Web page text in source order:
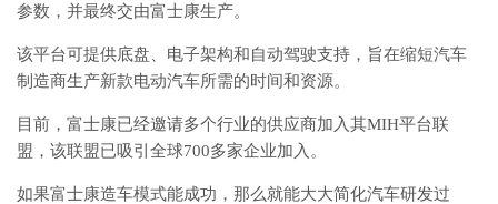
参数，并最终交由富士康生产。
该平台可提供底盘、电子架构和自动驾驶支持，旨在缩短汽车
制造商生产新款电动汽车所需的时间和资源。
目前，富士康已经邀请多个行业的供应商加入其MIH平台联
盟，该联盟已吸引全球700多家企业加入。
如果富士康造车模式能成功，那么就能大大简化汽车研发过